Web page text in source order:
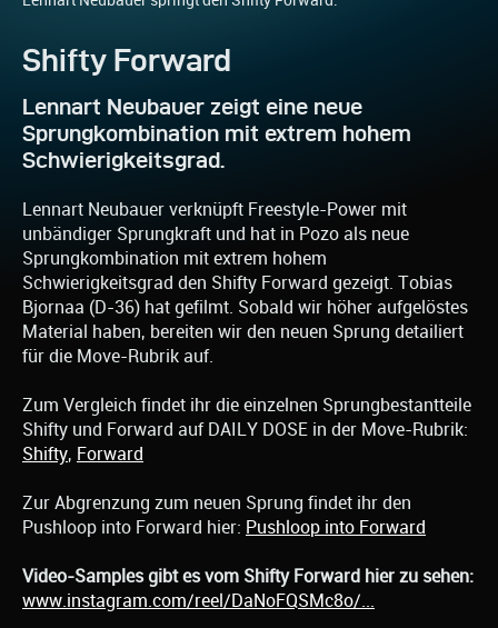
Shifty Forward
Lennart Neubauer zeigt eine neue
Sprungkombination mit extrem hohem
Schwierigkeitsgrad.
Lennart Neubauer verknüpft Freestyle-Power mit
unbändiger Sprungkraft und hat in Pozo als neue
Sprungkombination mit extrem hohem
Schwierigkeitsgrad den Shifty Forward gezeigt. Tobias
Bjornaa (D-36) hat gefilmt. Sobald wir höher aufgelöstes
Material haben, bereiten wir den neuen Sprung detailiert
für die Move-Rubrik auf.
Zum Vergleich findet ihr die einzelnen Sprungbestantteile
Shifty und Forward auf DAILY DOSE in der Move-Rubrik:
Shifty, Forward
Zur Abgrenzung zum neuen Sprung findet ihr den
Pushloop into Forward hier: Pushloop into Forward
Video-Samples gibt es vom Shifty Forward hier zu sehen:
www.instagram.com/reel/DaNoFQSMc8o/...